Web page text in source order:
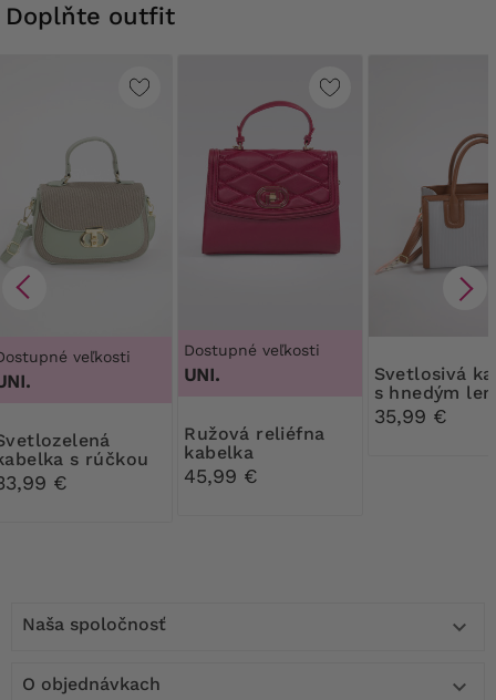
Doplňte outfit
veľkosti
s rúčkou
€
Dostupné veľkosti
UNI.
Ružová reliéfna
kabelka
45,99 €
Svetlosivá kabelka
s hnedým
35,99 €
Naša spoločnosť 
O objednávkach 